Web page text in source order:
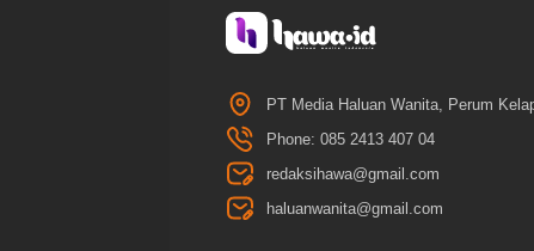
PT Media Haluan Wanita, Perum
Phone: 085 2413 407 04
redaksihawa@gmail.com
haluanwanita@gmail.com